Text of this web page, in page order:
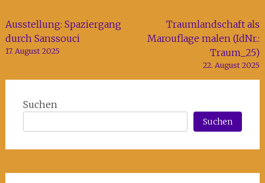
Beitragsnavigation
Ausstellung: Spaziergang
durch Sanssouci
17. August 2025
Traumlandschaft als
Marouflage malen (IdNr.:
Traum_25)
22. August 2025
Suchen
Suchen